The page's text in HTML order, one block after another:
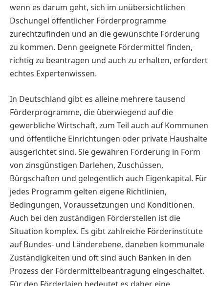
wenn es darum geht, sich im unübersichtlichen
Dschungel öffentlicher Förderprogramme
zurechtzufinden und an die gewünschte Förderung
zu kommen. Denn geeignete Fördermittel finden,
richtig zu beantragen und auch zu erhalten, erfordert
echtes Expertenwissen.
In Deutschland gibt es alleine mehrere tausend
Förderprogramme, die überwiegend auf die
gewerbliche Wirtschaft, zum Teil auch auf Kommunen
und öffentliche Einrichtungen oder private Haushalte
ausgerichtet sind. Sie gewähren Förderung in Form
von zinsgünstigen Darlehen, Zuschüssen,
Bürgschaften und gelegentlich auch Eigenkapital. Für
jedes Programm gelten eigene Richtlinien,
Bedingungen, Voraussetzungen und Konditionen.
Auch bei den zuständigen Förderstellen ist die
Situation komplex. Es gibt zahlreiche Förderinstitute
auf Bundes- und Länderebene, daneben kommunale
Zuständigkeiten und oft sind auch Banken in den
Prozess der Fördermittelbeantragung eingeschaltet.
Für den Förderlaien bedeutet es daher eine